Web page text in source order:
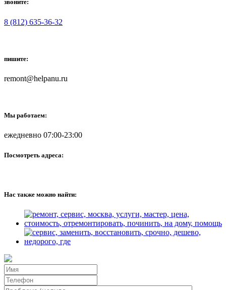
звоните:
8 (812) 635-36-32
пишите:
remont@helpanu.ru
Мы работаем:
ежедневно 07:00-23:00
Посмотреть адреса:
Нас также можно найти: